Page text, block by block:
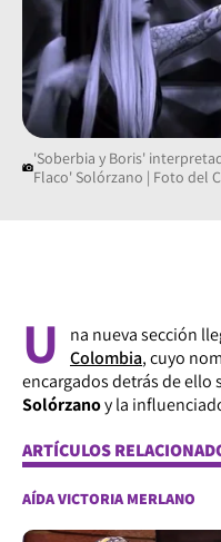
'Soberbia y Boris'
Flaco' Solórzano | Foto del
U na nueva sección
Colombia, cuyo
encargados detrás de ello
Solórzanoy la
ARTÍCULOS
AÍDA VICTORIA MERLANO